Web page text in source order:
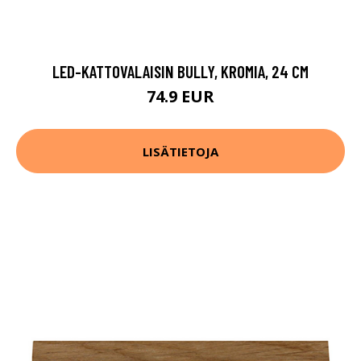
LED-KATTOVALAISIN BULLY, KROMIA, 24 CM
74.9 EUR
LISÄTIETOJA